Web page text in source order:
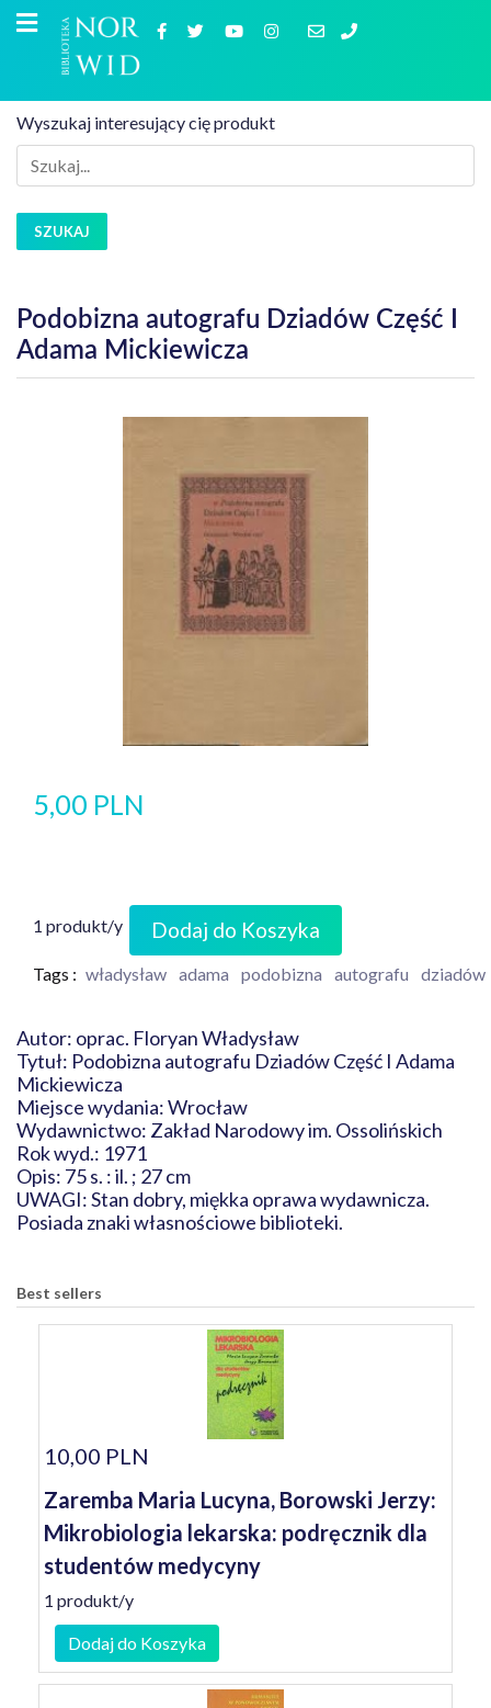
Wyszukaj interesujący cię produkt
SZUKAJ
Podobizna autografu Dziadów Część I
Adama Mickiewicza
5,00 PLN
1 produkt/y Dodaj do Koszyka
Tags : władysław adama podobizna autografu dziadów
Autor: oprac. Floryan Władysław
Tytuł: Podobizna autografu Dziadów Część I Adama
Mickiewicza
Miejsce wydania: Wrocław
Wydawnictwo: Zakład Narodowy im. Ossolińskich
Rok wyd.: 1971
Opis: 75 s. : il. ; 27 cm
UWAGI: Stan dobry, miękka oprawa wydawnicza.
Posiada znaki własnościowe biblioteki.
Best sellers
10,00 PLN
Zaremba Maria Lucyna, Borowski Jerzy:
Mikrobiologia lekarska: podręcznik dla
studentów medycyny
1 produkt/y
Dodaj do Koszyka